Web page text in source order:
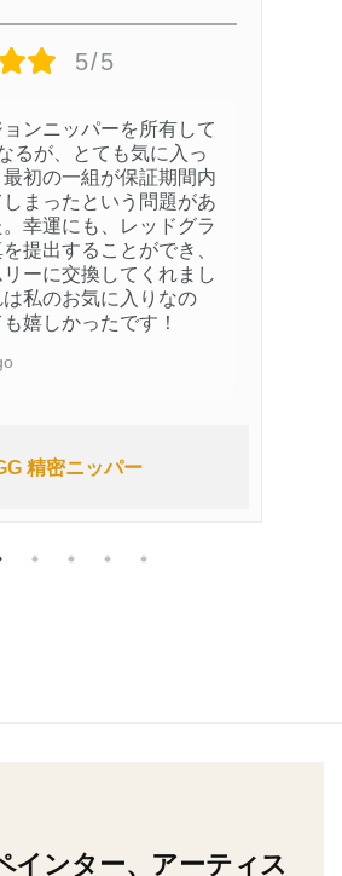
5/5
ンニッパーを所有して
るが、とても気に入っ
初の一組が保証期間内
まったという問題があ
。幸運にも、レッドグラ
提出することができ、
ーに交換してくれまし
私のお気に入りなの
嬉しかったです！
精密ニッパー
インター、アーティス